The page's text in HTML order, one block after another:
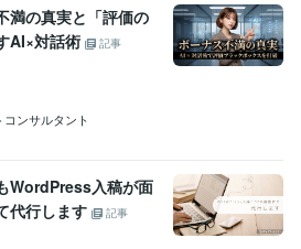
年親業（P.E.T):5年
満の真実と「評価の
AI×対話術
記事
ンサルタント
WordPress入稿が面
代行します
記事